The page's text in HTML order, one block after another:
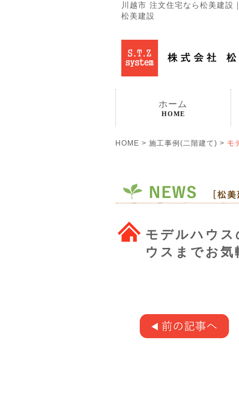
川越市 注文住宅なら松美建設
松美建設
ホーム
HOME
HOME > 施工事例(二階建て) > モ
モデルハウス
ウスまでお気